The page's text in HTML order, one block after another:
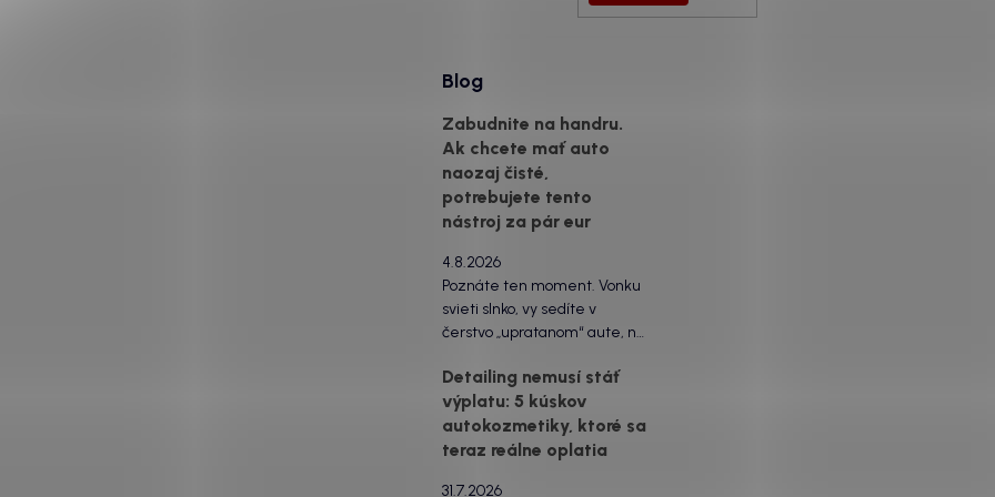
Blog
Zabudnite na handru.
Ak chcete mať auto
naozaj čisté,
potrebujete tento
nástroj za pár eur
4.8.2026
Poznáte ten moment. Vonku
svieti slnko, vy sedíte v
čerstvo „upratanom“ aute, no
vás ide poraziť. V mriežkach
ventilácie, okolo tlačidiel a v
švíkoch sedačiek na vás stále
drzo pozerá prach. Handra
Detailing nemusí stáť
výplatu: 5 kúskov
autokozmetiky, ktoré sa
teraz reálne oplatia
31.7.2026